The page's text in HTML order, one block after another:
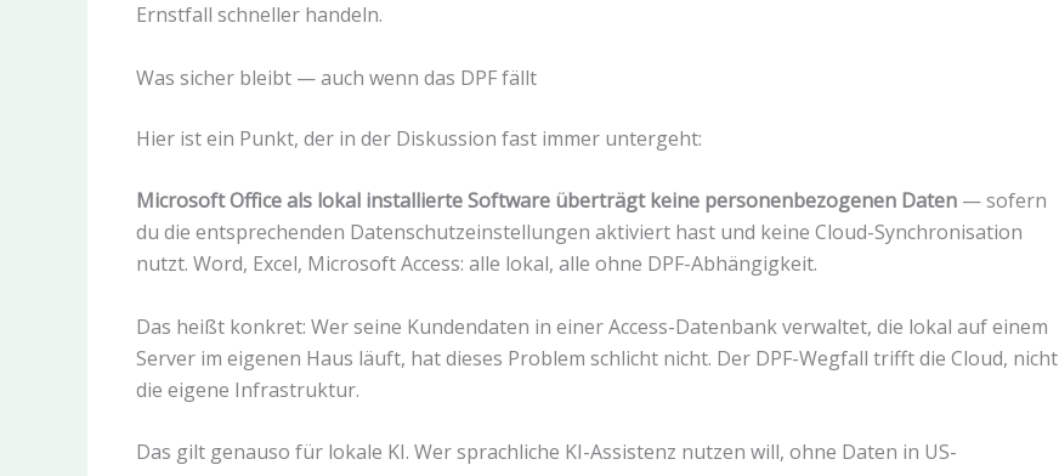
Ernstfall schneller handeln.
Was sicher bleibt — auch wenn das DPF fällt
Hier ist ein Punkt, der in der Diskussion fast immer untergeht:
Microsoft Office als lokal installierte Software überträgt keine personenbezogenen Daten — sofern
du die entsprechenden Datenschutzeinstellungen aktiviert hast und keine Cloud-Synchronisation
nutzt. Word, Excel, Microsoft Access: alle lokal, alle ohne DPF-Abhängigkeit.
Das heißt konkret: Wer seine Kundendaten in einer Access-Datenbank verwaltet, die lokal auf einem
Server im eigenen Haus läuft, hat dieses Problem schlicht nicht. Der DPF-Wegfall trifft die Cloud, nicht
die eigene Infrastruktur.
Das gilt genauso für lokale KI. Wer sprachliche KI-Assistenz nutzen will, ohne Daten in US-